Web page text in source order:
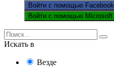
Войти с помощью Facebook
Войти с помощью Microsoft
Искать в
Везде